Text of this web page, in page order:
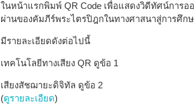
ในหน้าแรกพิมพ์ QR Code เพื่อแสดงวิดีทัศน์การ
ผ่านของคัมภีร์พระไตรปิฎกในทางศาสนาสู่การศึก
มีรายละเอียดดังต่อไปนี้
เทคโนโลยีทางเสียง QR ดูข้อ 1
เสียงสัชฌายะดิจิทัล ดูข้อ 2
(ดูรายละเอียด)